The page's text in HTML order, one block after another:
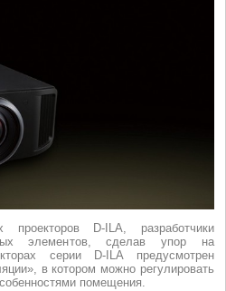
D-ILA, разработчики
элементов, сделав упор на
серии D-ILA предусмотрен
в котором можно регулировать
помещения.